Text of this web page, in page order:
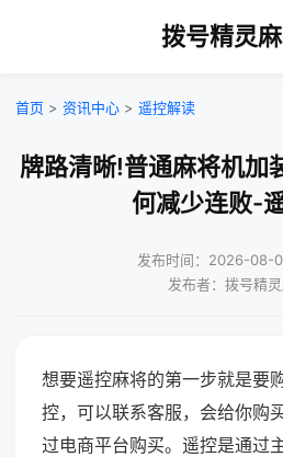
拨号精灵
首页 > 资讯中心 > 遥控解读
牌路清晰!普通麻将机加
何减少连败-
发布时间：2026-08-
发布者：拨号精
想要遥控麻将的第一步就是要
控，可以联系客服，会给你购
过电商平台购买。遥控是通过